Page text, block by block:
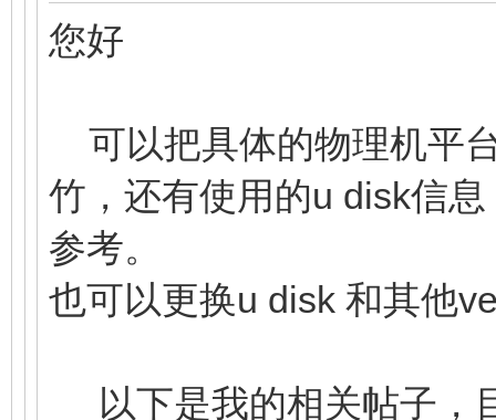
您好
可以把具体的物理机平
竹，还有使用的u disk信
参考。
也可以更换u disk 和其他
以下是我的相关帖子，